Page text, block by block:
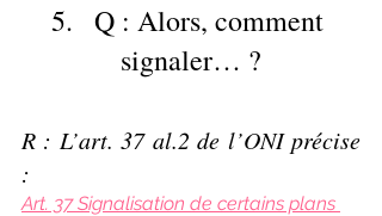
5.   Q : Alors, comment
signaler… ?
R : L’art. 37 al.2 de l’ONI précise
:
Art. 37 Signalisation de certains plans